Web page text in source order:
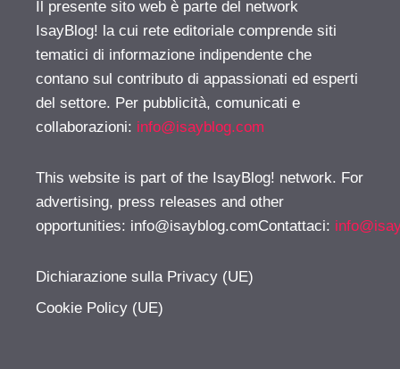
Il presente sito web è parte del network
IsayBlog! la cui rete editoriale comprende siti
tematici di informazione indipendente che
contano sul contributo di appassionati ed esperti
del settore. Per pubblicità, comunicati e
collaborazioni: info@isayblog.com
This website is part of the IsayBlog! network. For
advertising, press releases and other
opportunities: info@isayblog.comContattaci:
Dichiarazione sulla Privacy (UE)
Cookie Policy (UE)